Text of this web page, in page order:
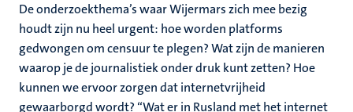
De onderzoekthema’s waar Wijermars zich mee bezig
houdt zijn nu heel urgent: hoe worden platforms
gedwongen om censuur te plegen? Wat zijn de manieren
waarop je de journalistiek onder druk kunt zetten? Hoe
kunnen we ervoor zorgen dat internetvrijheid
gewaarborgd wordt? “Wat er in Rusland met het internet